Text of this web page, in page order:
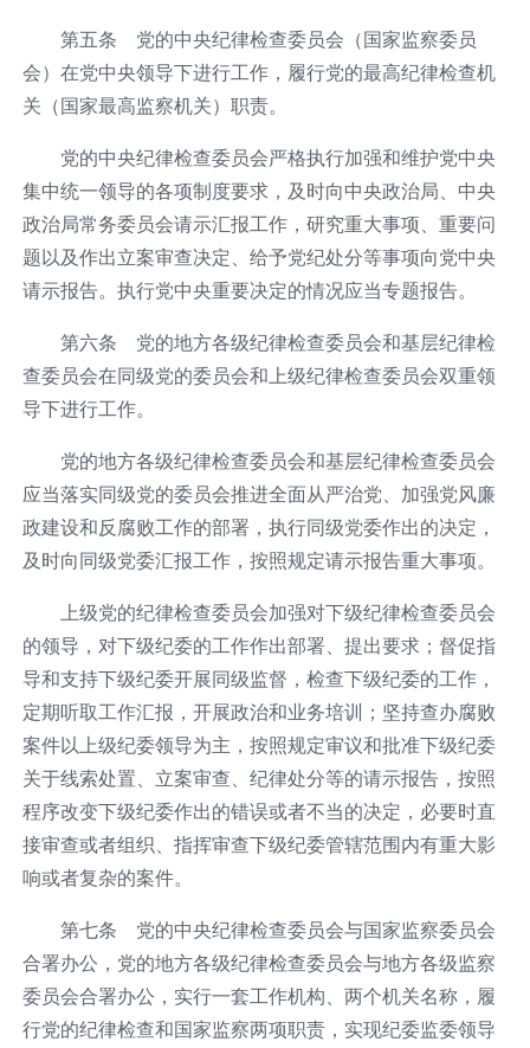
第五条 党的中央纪律检查委员会（国家监察委员
会）在党中央领导下进行工作，履行党的最高纪律检查机
关（国家最高监察机关）职责。
党的中央纪律检查委员会严格执行加强和维护党中央
集中统一领导的各项制度要求，及时向中央政治局、中央
政治局常务委员会请示汇报工作，研究重大事项、重要问
题以及作出立案审查决定、给予党纪处分等事项向党中央
请示报告。执行党中央重要决定的情况应当专题报告。
第六条 党的地方各级纪律检查委员会和基层纪律检
查委员会在同级党的委员会和上级纪律检查委员会双重领
导下进行工作。
党的地方各级纪律检查委员会和基层纪律检查委员会
应当落实同级党的委员会推进全面从严治党、加强党风廉
政建设和反腐败工作的部署，执行同级党委作出的决定，
及时向同级党委汇报工作，按照规定请示报告重大事项。
上级党的纪律检查委员会加强对下级纪律检查委员会
的领导，对下级纪委的工作作出部署、提出要求；督促指
导和支持下级纪委开展同级监督，检查下级纪委的工作，
定期听取工作汇报，开展政治和业务培训；坚持查办腐败
案件以上级纪委领导为主，按照规定审议和批准下级纪委
关于线索处置、立案审查、纪律处分等的请示报告，按照
程序改变下级纪委作出的错误或者不当的决定，必要时直
接审查或者组织、指挥审查下级纪委管辖范围内有重大影
响或者复杂的案件。
第七条 党的中央纪律检查委员会与国家监察委员会
合署办公，党的地方各级纪律检查委员会与地方各级监察
委员会合署办公，实行一套工作机构、两个机关名称，履
行党的纪律检查和国家监察两项职责，实现纪委监委领导